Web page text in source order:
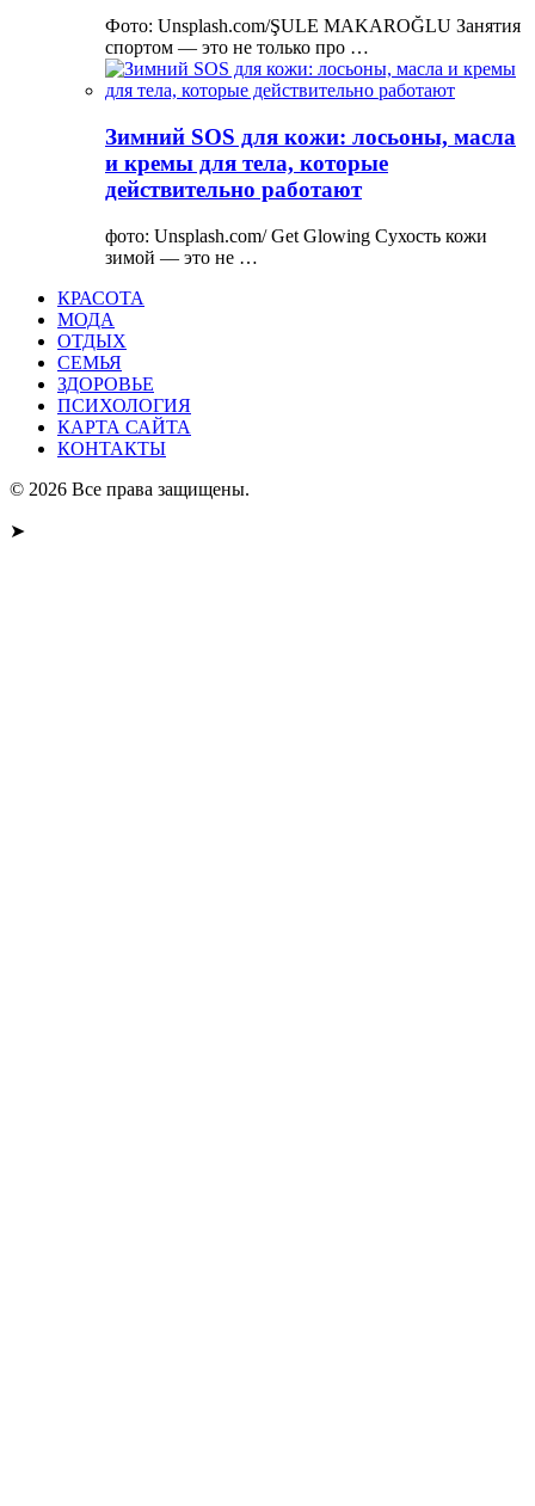
Фото: Unsplash.com/ŞULE MAKAROĞLU Занятия
спортом — это не только про …
Зимний SOS для кожи: лосьоны, масла
и кремы для тела, которые
действительно работают
фото: Unsplash.com/ Get Glowing Сухость кожи
зимой — это не …
КРАСОТА
МОДА
ОТДЫХ
СЕМЬЯ
ЗДОРОВЬЕ
ПСИХОЛОГИЯ
КАРТА САЙТА
КОНТАКТЫ
© 2026 Все права защищены.
➤